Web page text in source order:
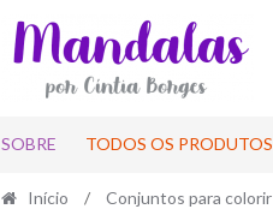
to
navigation
to
SOBRE TODOS OS PRODUTOS
Início / Conjuntos para colorir